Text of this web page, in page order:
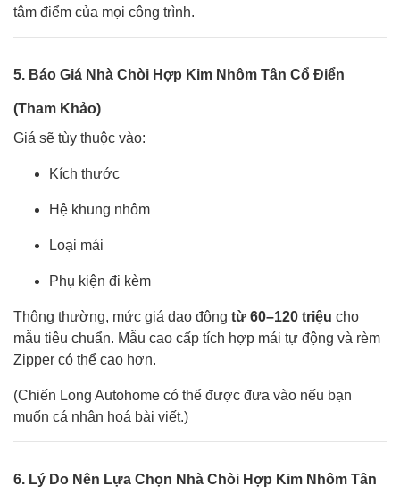
tâm điểm của mọi công trình.
5. Báo Giá Nhà Chòi Hợp Kim Nhôm Tân Cổ Điển
(Tham Khảo)
Giá sẽ tùy thuộc vào:
Kích thước
Hệ khung nhôm
Loại mái
Phụ kiện đi kèm
Thông thường, mức giá dao động từ 60–120 triệu cho
mẫu tiêu chuẩn. Mẫu cao cấp tích hợp mái tự động và rèm
Zipper có thể cao hơn.
(Chiến Long Autohome có thể được đưa vào nếu bạn
muốn cá nhân hoá bài viết.)
6. Lý Do Nên Lựa Chọn Nhà Chòi Hợp Kim Nhôm Tân